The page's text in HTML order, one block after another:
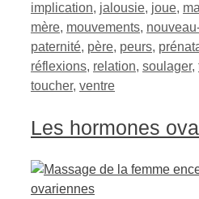
implication, jalousie, joue,
mère, mouvements,
paternité, père, peurs,
réflexions, relation, soulager,
toucher, ventre
Les hormones